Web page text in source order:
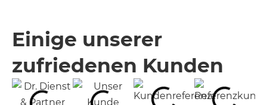
Einige unserer
zufriedenen Kunden